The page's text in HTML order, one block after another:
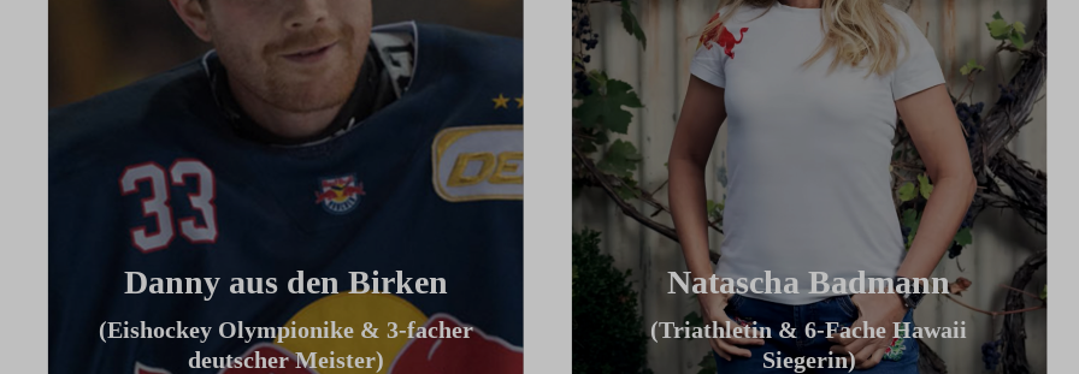
Danny aus den Birken
(Eishockey Olympionike & 3-facher
deutscher Meister)
Natascha Badmann
(Triathletin & 6-Fache Hawaii
Siegerin)